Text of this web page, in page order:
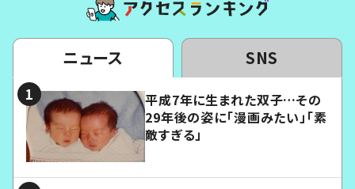
ニュース SNS
平成7年に生まれた双子…その
29年後の姿に「漫画みたい」「素
敵すぎる」